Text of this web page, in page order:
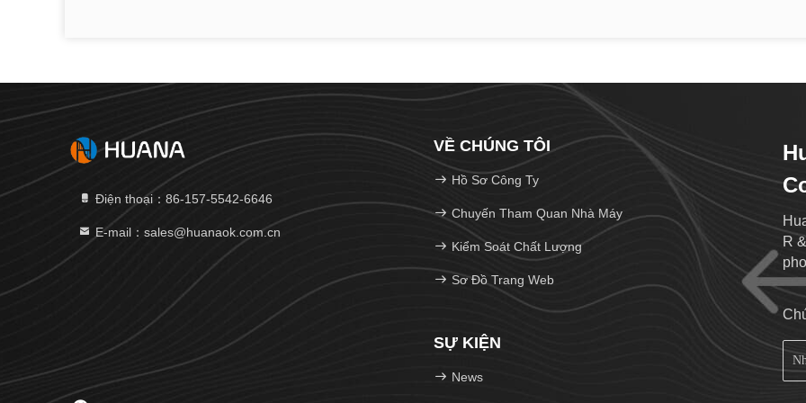
Điện thoại：86-157-5542-6646
E-mail：sales@huanaok.com.cn
VỀ CHÚNG TÔI
Hồ Sơ Công Ty
Chuyến Tham Quan Nhà Máy
Kiểm Soát Chất Lượng
Sơ Đồ Trang Web
SỰ KIỆN
News
R